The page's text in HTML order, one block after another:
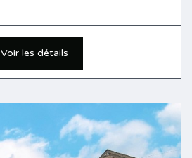
Voir les détails